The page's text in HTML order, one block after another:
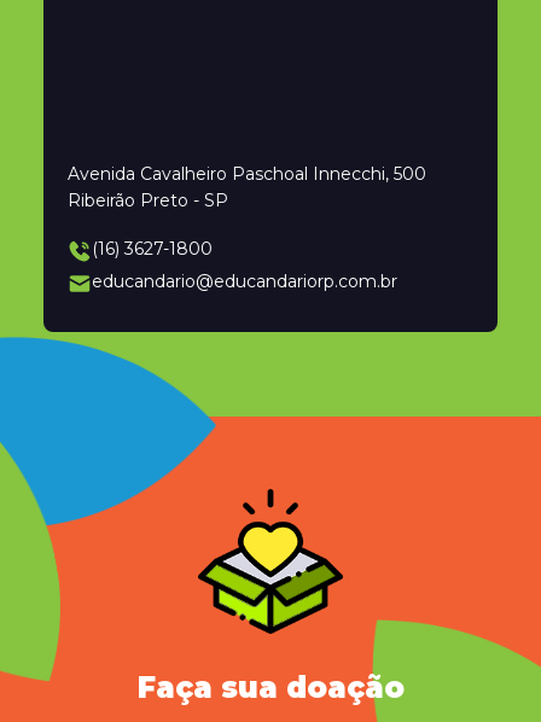
Avenida Cavalheiro Paschoal Innecchi, 500
Ribeirão Preto - SP
(16) 3627-1800
educandario@educandariorp.com.br
Faça sua doação